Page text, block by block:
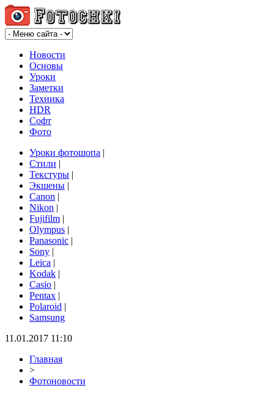
Новости
Основы
Уроки
Заметки
Техника
HDR
Софт
Фото
Уроки фотошопа |
Стили |
Текстуры |
Экшены |
Canon |
Nikon |
Fujifilm |
Olympus |
Panasonic |
Sony |
Leica |
Kodak |
Casio |
Pentax |
Polaroid |
Samsung
11.01.2017 11:10
Главная
>
Фотоновости